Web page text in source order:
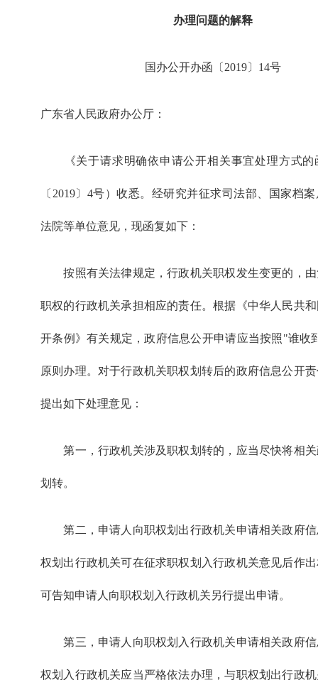
办理问题的解释
国办公开办函〔2019〕14号
广东省人民政府办公厅：
《关于请求明确依申请公开相关事宜处理方式的
〔2019〕4号）收悉。经研究并征求司法部、国家档
法院等单位意见，现函复如下：
按照有关法律规定，行政机关职权发生变更的，由
职权的行政机关承担相应的责任。根据《中华人民共
开条例》有关规定，政府信息公开申请应当按照"谁收
原则办理。对于行政机关职权划转后的政府信息公开
提出如下处理意见：
第一，行政机关涉及职权划转的，应当尽快将相关
划转。
第二，申请人向职权划出行政机关申请相关政府信
权划出行政机关可在征求职权划入行政机关意见后作
可告知申请人向职权划入行政机关另行提出申请。
第三，申请人向职权划入行政机关申请相关政府信
权划入行政机关应当严格依法办理，与职权划出行政